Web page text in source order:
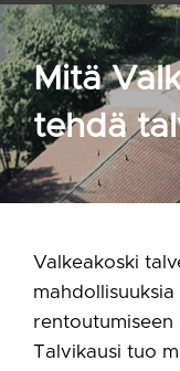
Mitä
tehdä
Valkeakoski
rentoutumiseen
Talvikausi tuo